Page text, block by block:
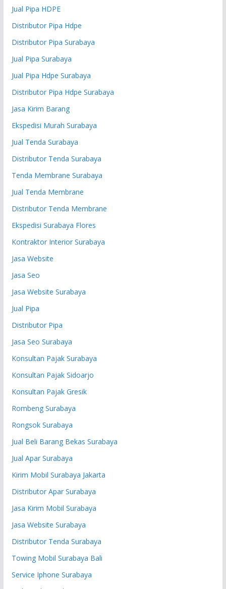
Jual Pipa HDPE
Distributor Pipa Hdpe
Distributor Pipa Surabaya
Jual Pipa Surabaya
Jual Pipa Hdpe Surabaya
Distributor Pipa Hdpe Surabaya
Jasa Kirim Barang
Ekspedisi Murah Surabaya
Jual Tenda Surabaya
Distributor Tenda Surabaya
Tenda Membrane Surabaya
Jual Tenda Membrane
Distributor Tenda Membrane
Ekspedisi Surabaya Flores
Kontraktor Interior Surabaya
Jasa Website
Jasa Seo
Jasa Website Surabaya
Jual Pipa
Distributor Pipa
Jasa Seo Surabaya
Konsultan Pajak Surabaya
Konsultan Pajak Sidoarjo
Konsultan Pajak Gresik
Rombeng Surabaya
Rongsok Surabaya
Jual Beli Barang Bekas Surabaya
Jual Apar Surabaya
Kirim Mobil Surabaya Jakarta
Distributor Apar Surabaya
Jasa Kirim Mobil Surabaya
Jasa Website Surabaya
Distributor Tenda Surabaya
Towing Mobil Surabaya Bali
Service Iphone Surabaya